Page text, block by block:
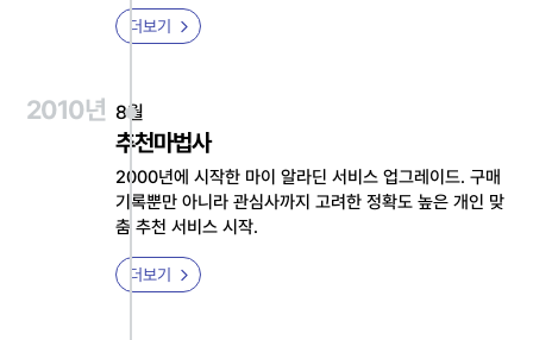
더보기
2010년 8월
추천마법사
2000년에 시작한 마이 알라딘 서비스 업그레이드. 구매
기록뿐만 아니라 관심사까지 고려한 정확도 높은 개인 맞
춤 추천 서비스 시작.
더보기